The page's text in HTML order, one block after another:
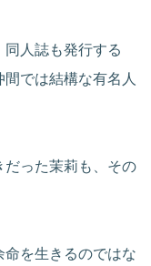
人誌も発行する
間では結構な有名人
だった茉莉も、その
を生きるのではな